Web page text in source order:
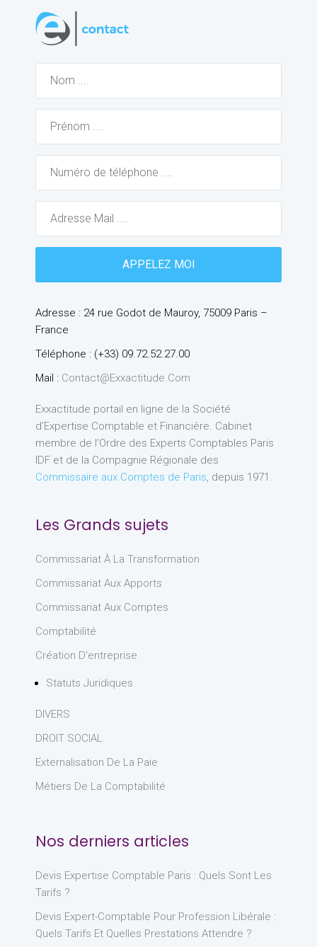
Adresse : 24 rue Godot de Mauroy, 75009 Paris –
France
Téléphone : (+33) 09.72.52.27.00
Mail : Contact@exxactitude.com
Exxactitude portail en ligne de la Société
d’Expertise Comptable et Financière. Cabinet
membre de l’Ordre des Experts Comptables Paris
IDF et de la Compagnie Régionale des
Commissaire aux Comptes de Paris, depuis 1971.
Les Grands sujets
Commissariat À La Transformation
Commissariat Aux Apports
Commissariat Aux Comptes
Comptabilité
Création D'entreprise
Statuts Juridiques
DIVERS
DROIT SOCIAL
Externalisation De La Paie
Métiers De La Comptabilité
Nos derniers articles
Devis Expertise Comptable Paris : Quels Sont Les
Tarifs ?
Devis Expert-Comptable Pour Profession Libérale :
Quels Tarifs Et Quelles Prestations Attendre ?